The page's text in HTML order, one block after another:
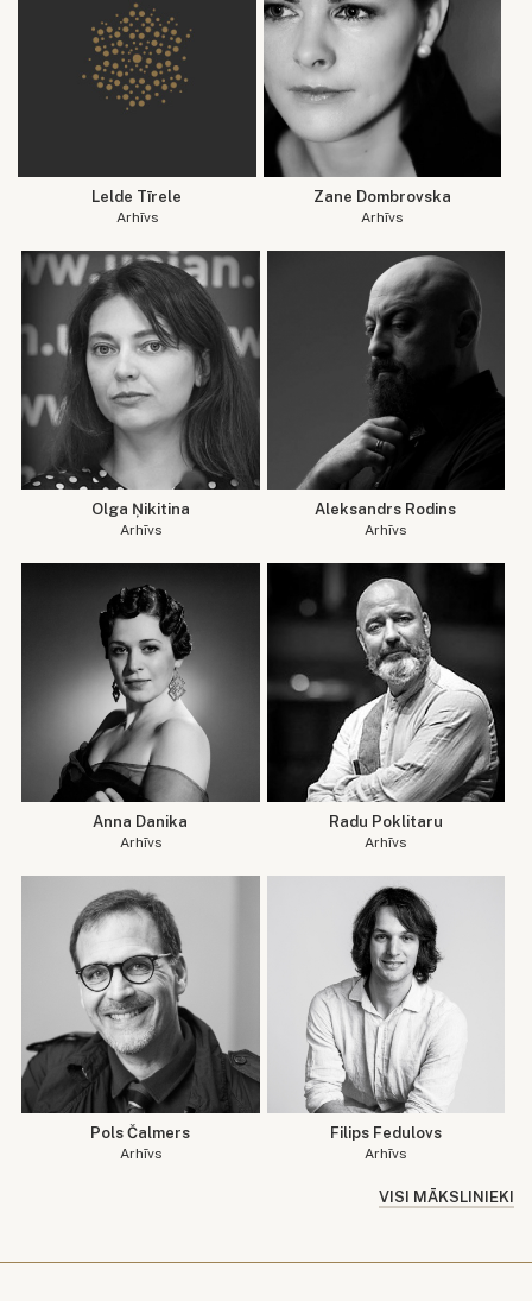
Lelde Tīrele
Arhīvs
Zane Dombrovska
Arhīvs
Olga Ņikitina
Arhīvs
Aleksandrs Rodins
Arhīvs
Anna Danika
Arhīvs
Radu Poklitaru
Arhīvs
Pols Čalmers
Arhīvs
Filips Fedulovs
Arhīvs
VISI MĀKSLINIEKI